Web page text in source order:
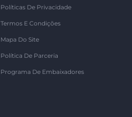
Políticas De Privacidade
Termos E Condições
Mapa Do Site
Política De Parceria
Programa De Embaixadores